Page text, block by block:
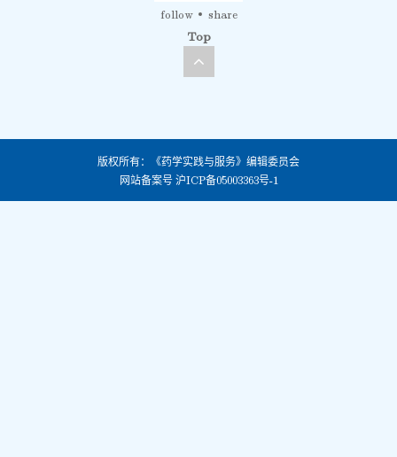
follow share
Top
版权所有：《药学实践与服务》编辑委员会
网站备案号 沪ICP备05003363号-1